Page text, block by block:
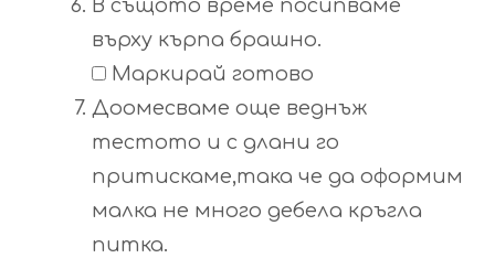
В същото време посипваме
върху кърпа брашно.
Маркирай готово
Доомесваме още веднъж
тестото и с длани го
притискаме,така че да оформим
малка не много дебела кръгла
питка.